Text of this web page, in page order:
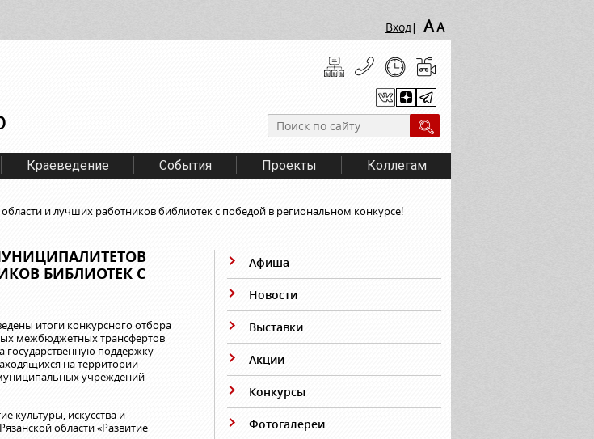
Вход| AA
Краеведение События Проекты Коллегам
и лучших работников библиотек с победой в региональном конкурсе!
БИБЛИОТЕК С
итоги конкурсного отбора
межбюджетных трансфертов
поддержку
на территории
учреждений
культуры, искусства и
области «Развитие
Афиша
Новости
Выставки
Акции
Конкурсы
Фотогалереи